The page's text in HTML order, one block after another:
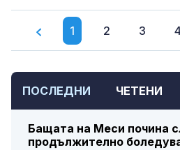
1 2 3
ПОСЛЕДНИ ЧЕТЕНИ
Бащата на Меси почина
продължително